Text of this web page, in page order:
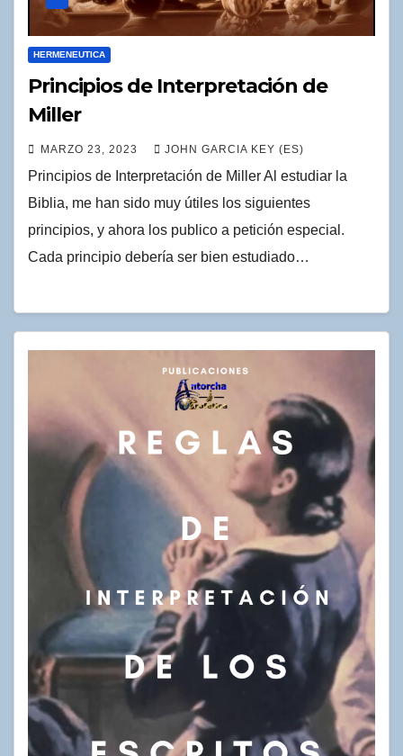
HERMENEUTICA
Principios de Interpretación de
Miller
MARZO 23, 2023 JOHN GARCIA KEY (ES)
Principios de Interpretación de Miller Al estudiar la
Biblia, me han sido muy útiles los siguientes
principios, y ahora los publico a petición especial.
Cada principio debería ser bien estudiado…